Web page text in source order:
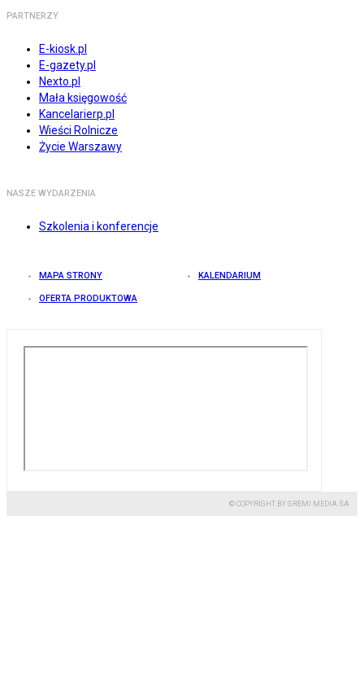
PARTNERZY
E-kiosk.pl
E-gazety.pl
Nexto.pl
Mała księgowość
Kancelarierp.pl
Wieści Rolnicze
Życie Warszawy
NASZE WYDARZENIA
Szkolenia i konferencje
MAPA STRONY KALENDARIUM
OFERTA PRODUKTOWA
© COPYRIGHT BY GREMI MEDIA SA